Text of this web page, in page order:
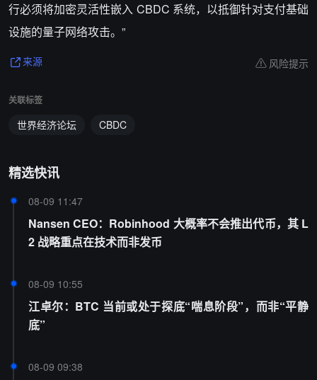
行必须将加密灵活性嵌入 CBDC 系统，以抵御针对支付基础
设施的量子网络攻击。”
来源 风险提示
关联标签
世界经济论坛 CBDC
精选快讯
08-09 11:47
Nansen CEO：Robinhood 大概率不会推出代币，其 L
2 战略重点在技术而非发币
08-09 10:55
江卓尔：BTC 当前或处于探底“喘息阶段”，而非“平静
底”
08-09 09:38